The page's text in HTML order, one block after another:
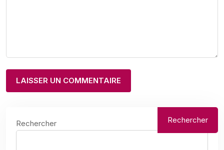
Rechercher Rechercher